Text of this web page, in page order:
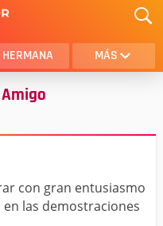
HERMANA MÁS
HIJO
con gran entusiasmo
las demostraciones